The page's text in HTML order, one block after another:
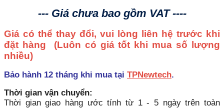
--- Giá chưa bao gồm VAT ----
Giá có thể thay đổi, vui lòng liên hệ trước khi
đặt hàng (Luôn có giá tốt khi mua số lượng
nhiều)
Bảo hành 12 tháng khi mua tại TPNewtech.
Thời gian vận chuyển:
Thời gian giao hàng ước tính từ 1 - 5 ngày trên toàn